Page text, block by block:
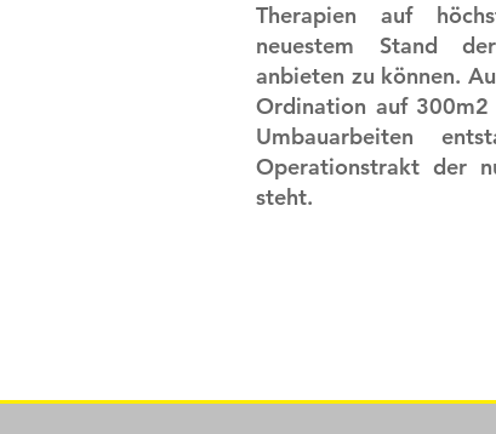
Therapien auf
neuestem Stand
anbieten zu können.
Ordination auf
Umbauarbeiten
Operationstrakt der
steht.